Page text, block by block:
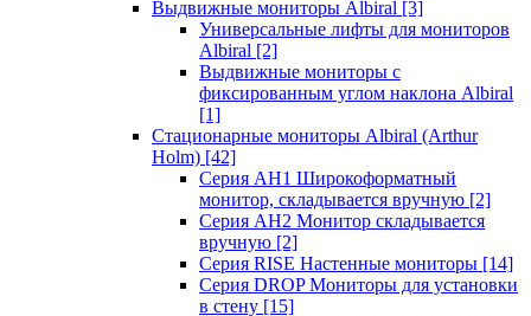
Выдвижные мониторы Albiral [3]
Универсальные лифты для мониторов
Albiral [2]
Выдвижные мониторы с
фиксированным углом наклона Albiral
[1]
Стационарные мониторы Albiral (Arthur
Holm) [42]
Серия AH1 Широкоформатный
монитор, складывается вручную [2]
Серия AH2 Монитор складывается
вручную [2]
Серия RISE Настенные мониторы [14]
Серия DROP Мониторы для установки
в стену [15]